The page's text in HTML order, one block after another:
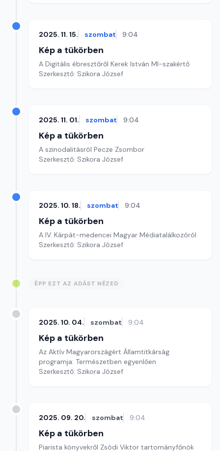
2025. 11. 15. szombat 9:04
Kép a tükörben
A Digitális ébresztőről Kerek István MI-szakértő
Szerkesztő: Szikora József
2025. 11. 01. szombat 9:04
Kép a tükörben
A szinodalitásról Pecze Zsombor
Szerkesztő: Szikora József
2025. 10. 18. szombat 9:04
Kép a tükörben
A IV. Kárpát-medencei Magyar Médiatalálkozóról
Szerkesztő: Szikora József
ÉPP EZT AZ ADÁST NÉZED
2025. 10. 04. szombat 9:04
Kép a tükörben
Az Aktív Magyarországért Államtitkárság
programja: Természetben egyenlően
Szerkesztő: Szikora József
2025. 09. 20. szombat 9:04
Kép a tükörben
Piarista könyvekről Zsódi Viktor tartományfőnök